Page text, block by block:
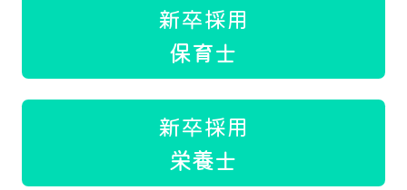
新卒採用
保育士
新卒採用
栄養士